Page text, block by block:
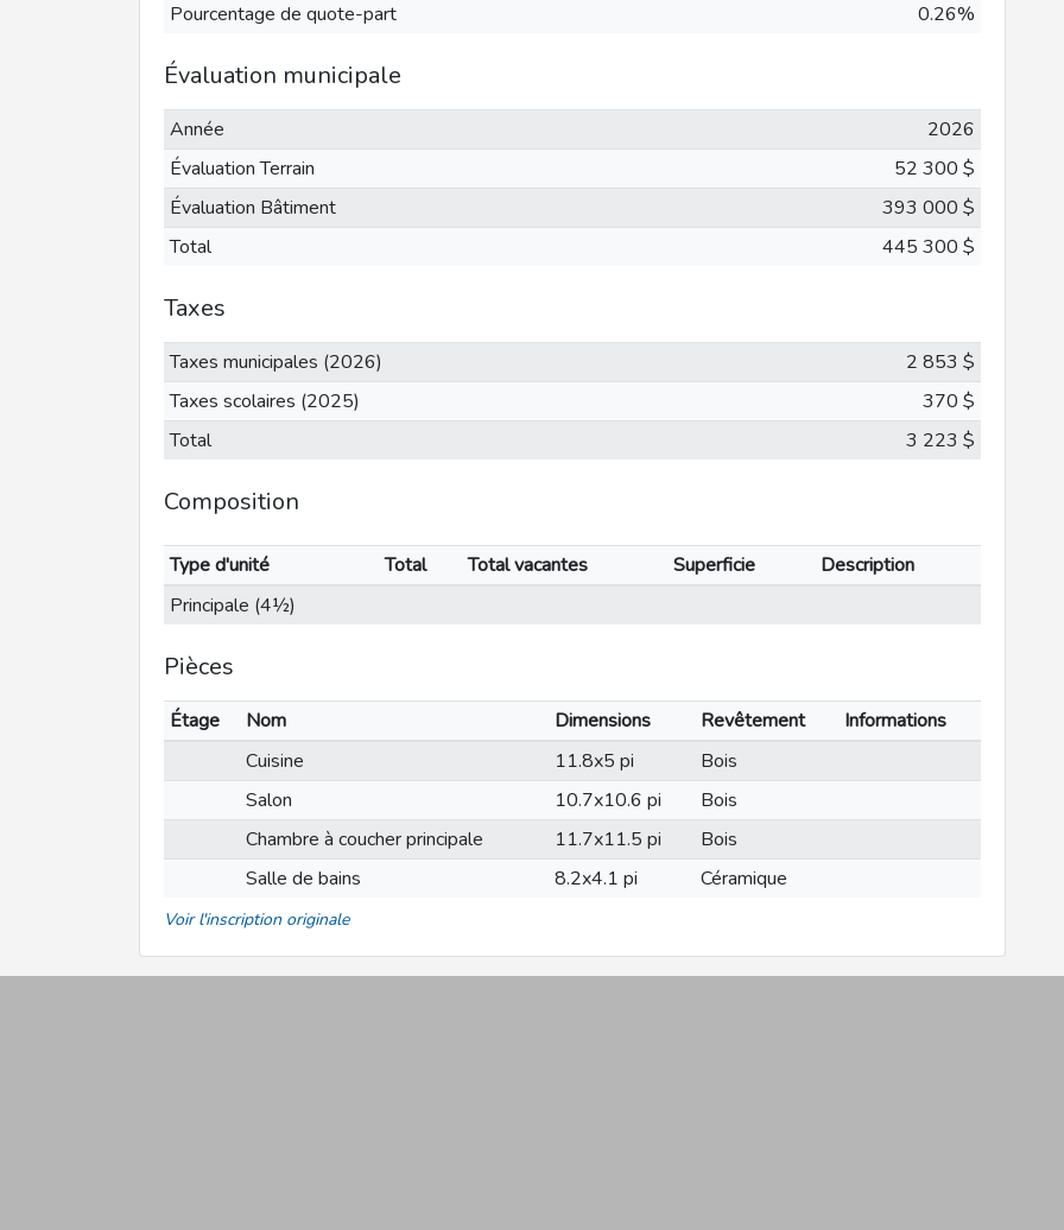
Pourcentage de quote-part
0.26%
Évaluation municipale
Année
2026
Évaluation Terrain
52 300 $
Évaluation Bâtiment
393 000 $
Total
445 300 $
Taxes
Taxes municipales (2026)
2 853 $
Taxes scolaires (2025)
370 $
Total
3 223 $
Composition
Type d'unité Total Total vacantes Superficie
Description
Principale (4½)
Pièces
Étage Nom Dimensions Revêtement
Informations
Cuisine
11.8x5 pi
Bois
Salon
10.7x10.6 pi
Bois
Chambre à coucher principale
11.7x11.5 pi
Bois
Salle de bains
8.2x4.1 pi Céramique
Voir l'inscription originale